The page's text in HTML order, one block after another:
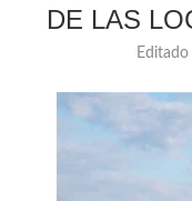
DE LAS